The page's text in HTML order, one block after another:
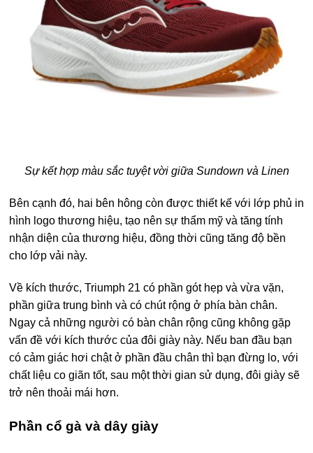
Sự kết hợp màu sắc tuyệt vời giữa Sundown và Linen
Bên cạnh đó, hai bên hông còn được thiết kế với lớp phủ in
hình logo thương hiệu, tạo nên sự thẩm mỹ và tăng tính
nhận diện của thương hiệu, đồng thời cũng tăng độ bền
cho lớp vải này.
Về kích thước, Triumph 21 có phần gót hẹp và vừa vặn,
phần giữa trung bình và có chút rộng ở phía bàn chân.
Ngay cả những người có bàn chân rộng cũng không gặp
vấn đề với kích thước của đôi giày này. Nếu ban đầu bạn
có cảm giác hơi chật ở phần đầu chân thì bạn đừng lo, với
chất liệu co giãn tốt, sau một thời gian sử dụng, đôi giày sẽ
trở nên thoải mái hơn.
Phần cổ gà và dây giày